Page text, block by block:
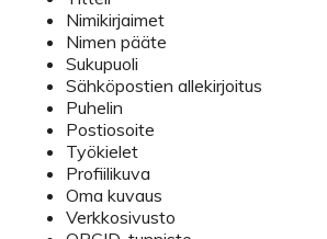
Nimikirjaimet
Nimen pääte
Sukupuoli
Sähköpostien allekirjoitus
Puhelin
Postiosoite
Työkielet
Profiilikuva
Oma kuvaus
Verkkosivusto